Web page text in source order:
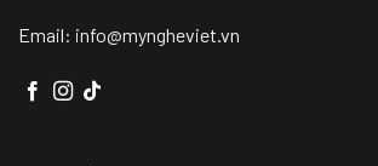
Email: info@myngheviet.vn